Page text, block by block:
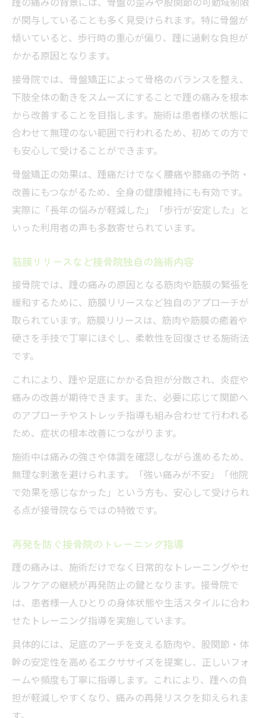
が関与していることも多く見受けられます。特に骨盤が
傾いていると、歩行時の重心が偏り、踵に過剰な負担が
かかる原因となります。
接骨院では、骨盤矯正によって骨格のバランスを整え、
下肢全体の動きをスムーズにすることで踵の痛みを根本
から改善することを目指します。施術は患者様の状態に
合わせて無理のない範囲で行われるため、初めての方で
も安心して受けることができます。
骨盤矯正の効果は、踵痛だけでなく腰痛や膝痛の予防・
改善にもつながるため、全身の健康維持にも有効です。
実際に「長年の悩みが軽減した」「歩行が安定した」と
いった利用者の声も多数寄せられています。
筋膜リリースなど接骨院独自の施術内容
接骨院では、踵の痛みの原因となる筋肉や筋膜の緊張を
緩和するために、筋膜リリースなど独自のアプローチが
取られています。筋膜リリースは、筋肉や筋膜の癒着や
硬さを手技で丁寧にほぐし、柔軟性を回復させる施術法
です。
これにより、踵や足底にかかる負担が分散され、炎症や
痛みの改善が期待できます。また、必要に応じて関節へ
のアプローチやストレッチ指導も組み合わせて行われる
ため、症状の根本改善につながります。
施術中は痛みの強さや体調を確認しながら進めるため、
無理な刺激を避けられます。「強い痛みが不安」「他院
で効果を感じなかった」という方も、安心して受けられ
る点が接骨院ならではの特徴です。
再発を防ぐ接骨院のトレーニング指導
踵の痛みは、施術だけでなく日常的なトレーニングやセ
ルフケアの継続が再発防止の鍵となります。接骨院で
は、患者様一人ひとりの身体状態や生活スタイルに合わ
せたトレーニング指導を実施しています。
具体的には、足底のアーチを支える筋肉や、股関節・体
幹の安定性を高めるエクササイズを提案し、正しいフォ
ームや頻度も丁寧に指導します。これにより、踵への負
担が軽減しやすくなり、痛みの再発リスクを抑えられま
す。